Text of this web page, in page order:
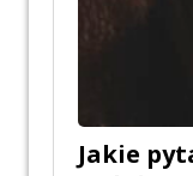
Jakie